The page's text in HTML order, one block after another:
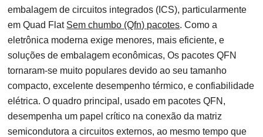
embalagem de circuitos integrados (ICS), particularmente
em Quad Flat Sem chumbo (Qfn) pacotes. Como a
eletrônica moderna exige menores, mais eficiente, e
soluções de embalagem econômicas, Os pacotes QFN
tornaram-se muito populares devido ao seu tamanho
compacto, excelente desempenho térmico, e confiabilidade
elétrica. O quadro principal, usado em pacotes QFN,
desempenha um papel crítico na conexão da matriz
semicondutora a circuitos externos, ao mesmo tempo que